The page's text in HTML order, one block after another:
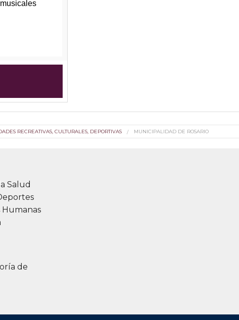
RECREATIVAS, CULTURALES, DEPORTIVAS MUNICIPALIDAD DE ROSARIO
Salud
Humanas
de